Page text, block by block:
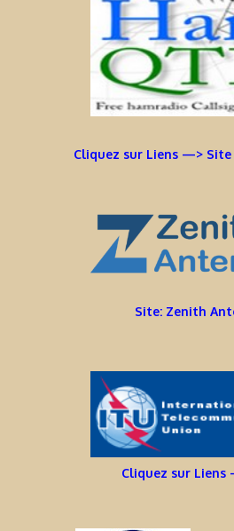
Cliquez sur Liens —> Site
Site: Zenith
Cliquez sur Liens